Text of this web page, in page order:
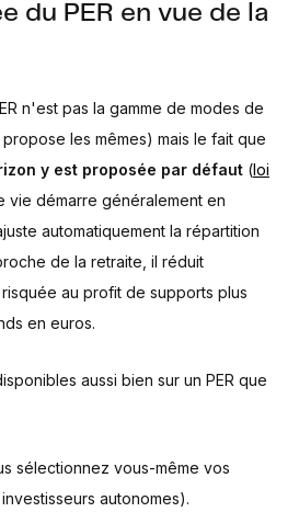
du PER en vue de la
n'est pas la gamme de modes de
les mêmes) mais le fait que
y est proposée par défaut (loi
vie démarre généralement en
automatiquement la répartition
de la retraite, il réduit
au profit de supports plus
en euros.
aussi bien sur un PER que
sélectionnez vous-même vos
autonomes).